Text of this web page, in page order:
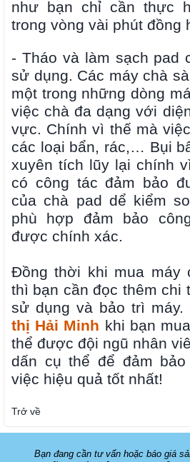
như bạn chỉ cần thực
trong vòng vài phút đồng
- Tháo và làm sạch pad
sử dụng. Các máy chà
một trong những dòng
việc chà đa dạng với
vực. Chính vì thế mà
các loại bẩn, rác,… Bụi
xuyên tích lũy lại chính
có công tác đảm bảo
của chà pad dể kiểm
phù hợp đảm bảo
được chính xác.
Đồng thời khi mua máy
thì bạn cần đọc thêm chi
sử dụng và bảo trì
thị Hải Minh khi bạn
thể được đội ngũ nhân
dấn cụ thể để đảm
việc hiệu quả tốt nhất!
Trở về
Bạn đang cần tư vấn hoặc báo giá